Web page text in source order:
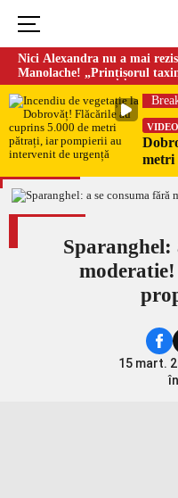
Nici Alexandra nu a mai
Manolache! „Prințișorul
doi ani de căsnicie
VIDEO
metri
de
Sparanghel:
15 mart.
în